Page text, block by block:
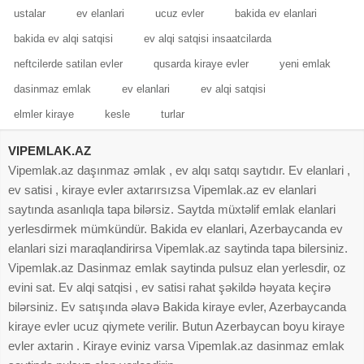
ustalar ev elanlari ucuz evler bakida ev elanlari
bakida ev alqi satqisi ev alqi satqisi insaatcilarda
neftcilerde satilan evler qusarda kiraye evler yeni emlak
dasinmaz emlak ev elanlari ev alqi satqisi
elmler kiraye kesle turlar
VIPEMLAK.AZ
Vipemlak.az daşınmaz əmlak , ev alqı satqı saytıdır. Ev elanlari ,
ev satisi , kiraye evler axtarırsızsa Vipemlak.az ev elanlari
saytında asanlıqla tapa bilərsiz. Saytda müxtəlif emlak elanlari
yerlesdirmek mümkündür. Bakida ev elanlari, Azerbaycanda ev
elanlari sizi maraqlandirirsa Vipemlak.az saytinda tapa bilersiniz.
Vipemlak.az Dasinmaz emlak saytinda pulsuz elan yerlesdir, oz
evini sat. Ev alqi satqisi , ev satisi rahat şəkildə həyata keçirə
bilərsiniz. Ev satışında əlavə Bakida kiraye evler, Azerbaycanda
kiraye evler ucuz qiymete verilir. Butun Azerbaycan boyu kiraye
evler axtarin . Kiraye eviniz varsa Vipemlak.az dasinmaz emlak